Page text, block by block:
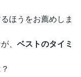
ほうをお薦めしま
、 ベストのタイミ